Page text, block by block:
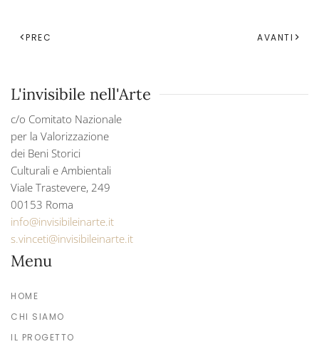
PREC AVANTI
L'invisibile nell'Arte
c/o Comitato Nazionale
per la Valorizzazione
dei Beni Storici
Culturali e Ambientali
Viale Trastevere, 249
00153 Roma
info@invisibileinarte.it
s.vinceti@invisibileinarte.it
Menu
HOME
CHI SIAMO
IL PROGETTO